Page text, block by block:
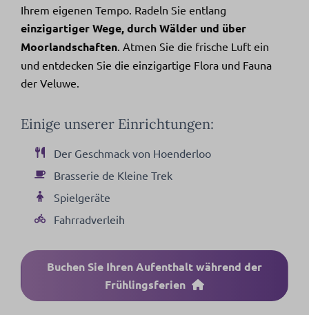
Ihrem eigenen Tempo. Radeln Sie entlang
einzigartiger Wege, durch Wälder und über
Moorlandschaften . Atmen Sie die frische Luft ein
und entdecken Sie die einzigartige Flora und Fauna
der Veluwe.
Einige unserer Einrichtungen:
Der Geschmack von Hoenderloo
Brasserie de Kleine Trek
Spielgeräte
Fahrradverleih
Buchen Sie Ihren Aufenthalt während der
Frühlingsferien